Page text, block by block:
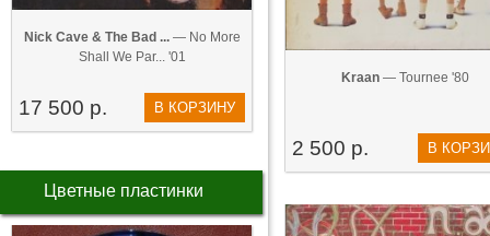
Nick Cave & The Bad ...— No More
Shall We Par... '01
17 500 р. В КОРЗИНУ
Цветные пластинки
Kraan — Tournee '80
2 500 р. В